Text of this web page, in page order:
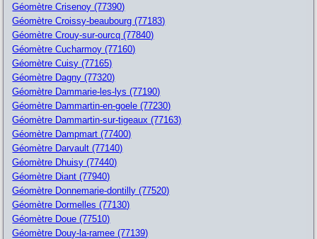
Géomètre Crisenoy (77390)
Géomètre Croissy-beaubourg (77183)
Géomètre Crouy-sur-ourcq (77840)
Géomètre Cucharmoy (77160)
Géomètre Cuisy (77165)
Géomètre Dagny (77320)
Géomètre Dammarie-les-lys (77190)
Géomètre Dammartin-en-goele (77230)
Géomètre Dammartin-sur-tigeaux (77163)
Géomètre Dampmart (77400)
Géomètre Darvault (77140)
Géomètre Dhuisy (77440)
Géomètre Diant (77940)
Géomètre Donnemarie-dontilly (77520)
Géomètre Dormelles (77130)
Géomètre Doue (77510)
Géomètre Douy-la-ramee (77139)